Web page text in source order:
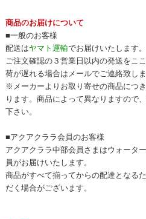
商品のお届けについて
■一般のお客様
配送はヤマト運輸でお届けいたします。
ご注文確認の３営業日以内の発送をこ
荷が遅れる場合はメールでご連絡致しま
※メーカーよりお取り寄せの商品につ
ります。商品によって異なりますので
下さい。
■アクアクララ会員のお客様
アクアクララ中部会員さまはウォータ
員がお届けいたします。
商品がすべて揃ってからの配達となる
だく場合がございます。